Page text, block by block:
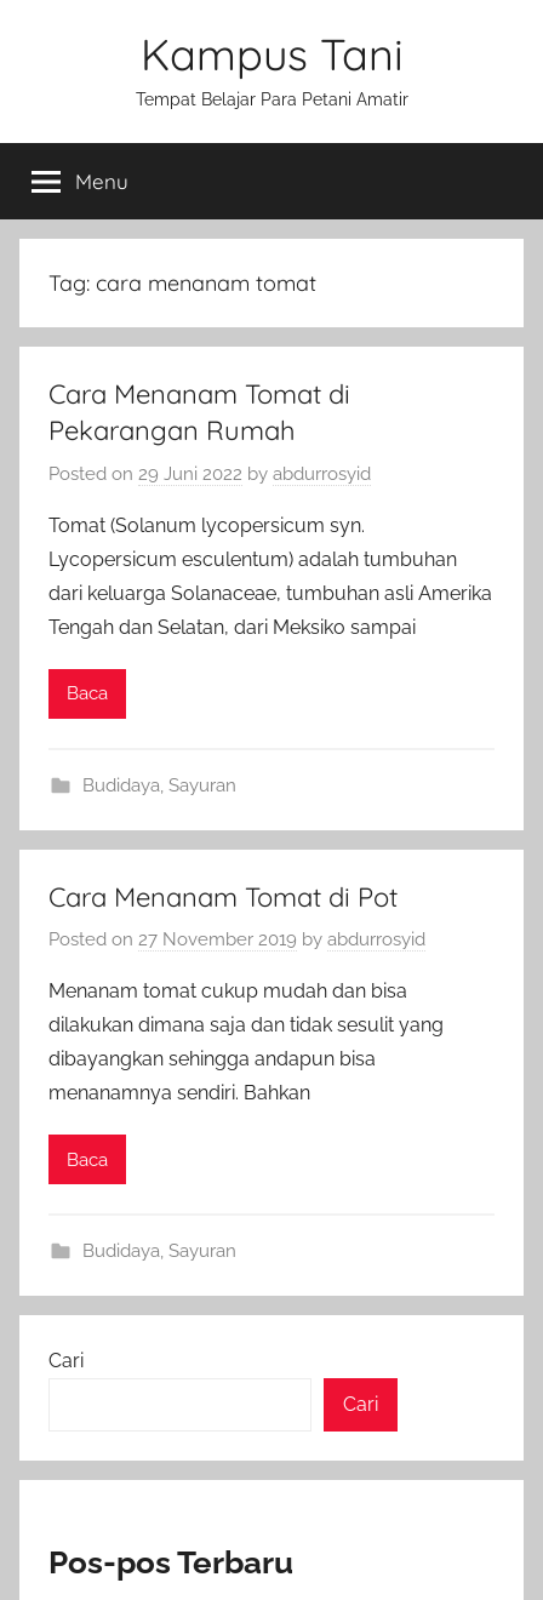
Kampus Tani
Tempat Belajar Para Petani Amatir
Menu
Tag: cara menanam tomat
Cara Menanam Tomat di
Pekarangan Rumah
Posted on 29 Juni 2022 by abdurrosyid
Tomat (Solanum lycopersicum syn.
Lycopersicum esculentum) adalah tumbuhan
dari keluarga Solanaceae, tumbuhan asli Amerika
Tengah dan Selatan, dari Meksiko sampai
Baca
Budidaya Sayuran
Cara Menanam Tomat di Pot
Posted on 27 November 2019 by abdurrosyid
Menanam tomat cukup mudah dan bisa
dilakukan dimana saja dan tidak sesulit yang
dibayangkan sehingga andapun bisa
menanamnya sendiri. Bahkan
Baca
Budidaya, Sayuran
Cari
Cari
Pos-pos Terbaru